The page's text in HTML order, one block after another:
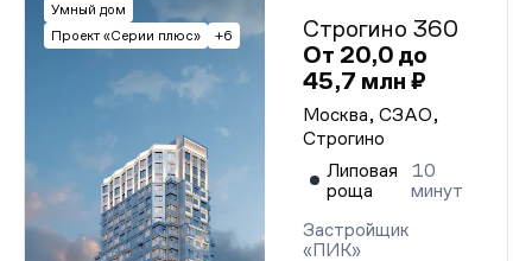
Умный дом
Проект «Серии плюс»
+6
Строгино 360
От 20,0 до
45,7 млн ₽
Москва, СЗАО,
Строгино
Липовая
роща
10
минут
Застройщик
«ПИК»